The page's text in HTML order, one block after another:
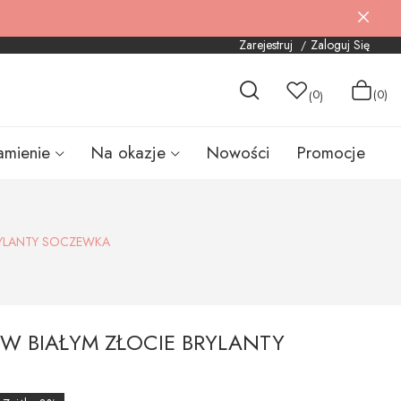
Zarejestruj Zaloguj Się
(0) (0)
Na okazje Nowości Promocje
SOCZEWKA
BIAŁYM ZŁOCIE BRYLANTY